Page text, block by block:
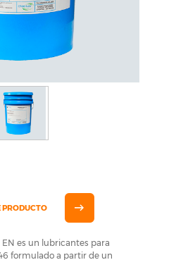
PRODUCTO
es un lubricantes para
formulado a partir de un